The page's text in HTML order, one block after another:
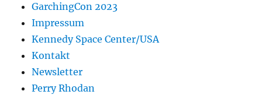
GarchingCon 2023
Impressum
Kennedy Space Center/USA
Kontakt
Newsletter
Perry Rhodan